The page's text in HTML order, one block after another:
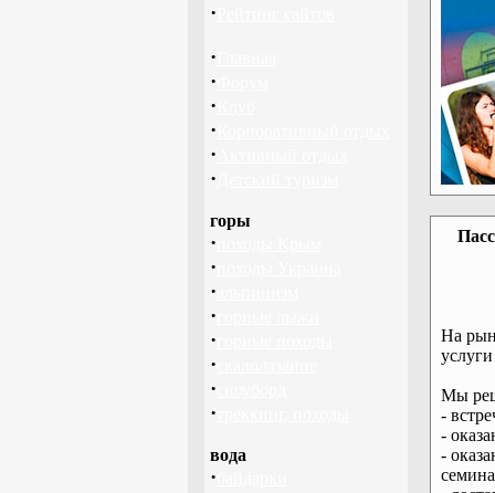
·
·
·
·
·
·
·
горы
·
·
·
·
·
·
·
·
вода
·
На
Мы
-
-
-